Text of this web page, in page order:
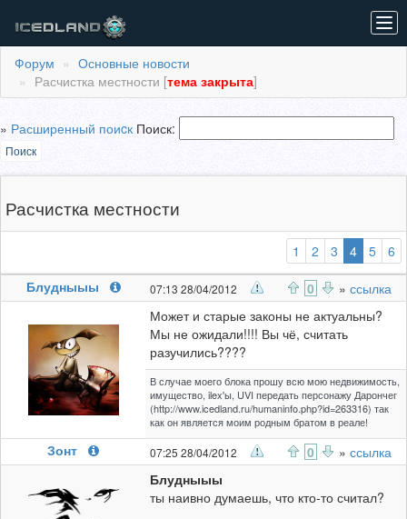
Форум
Основные новости
Расчистка местности [тема закрыта]
» Расширенный поиcк Поиск:
Поиск
Расчистка местности
1 2 3 4 5
6
Блудныыы
07:13 28/04/2012 0 » ссылка
Может и старые законы не актуальны?
Мы не ожидали!!!! Вы чё, считать
разучились????
В случае моего блока прошу всю мою недвижимость,
имущество, ilex'ы, UVI передать персонажу Дарончег
(http://www.icedland.ru/humaninfo.php?id=263316) так
как он является моим родным братом в реале!
Зонт 07:25 28/04/2012 0 » ссылка
Блудныыы
ты наивно думаешь, что кто-то считал?